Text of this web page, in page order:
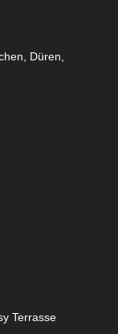
Düren,
Terrasse